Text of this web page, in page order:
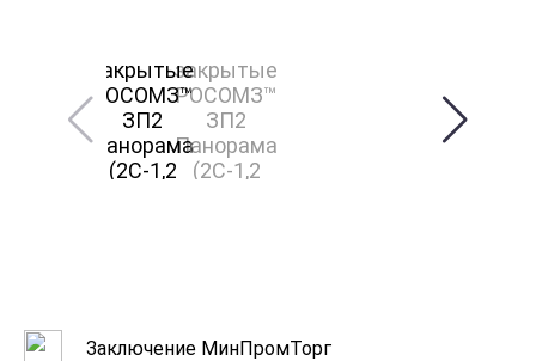
Заключение МинПромТорг